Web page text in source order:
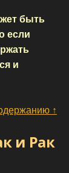
быть
если
и
↑
и Рак